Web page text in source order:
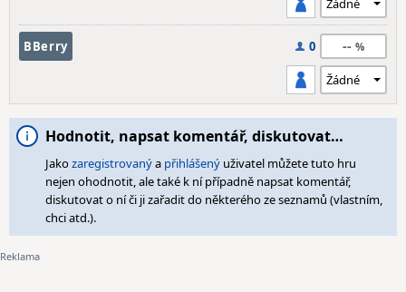
BBerry 0 --
Hodnotit, napsat komentář, diskutovat…
Jakozaregistrovanýa přihlášený uživatel můžete tuto hru
nejen ohodnotit, ale také k ní případně napsat komentář,
diskutovat o ní či ji zařadit do některého ze seznamů (vlastním,
chci atd.).